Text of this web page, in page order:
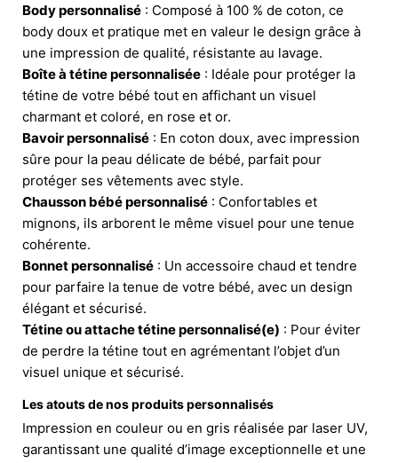
Body personnalisé : Composé à 100 % de coton, ce
body doux et pratique met en valeur le design grâce à
une impression de qualité, résistante au lavage.
Boîte à tétine personnalisée : Idéale pour protéger la
tétine de votre bébé tout en affichant un visuel
charmant et coloré, en rose et or.
Bavoir personnalisé : En coton doux, avec impression
sûre pour la peau délicate de bébé, parfait pour
protéger ses vêtements avec style.
Chausson bébé personnalisé : Confortables et
mignons, ils arborent le même visuel pour une tenue
cohérente.
Bonnet personnalisé : Un accessoire chaud et tendre
pour parfaire la tenue de votre bébé, avec un design
élégant et sécurisé.
Tétine ou attache tétine personnalisé(e) : Pour éviter
de perdre la tétine tout en agrémentant l’objet d’un
visuel unique et sécurisé.
Les atouts de nos produits personnalisés
Impression en couleur ou en gris réalisée par laser UV,
garantissant une qualité d’image exceptionnelle et une